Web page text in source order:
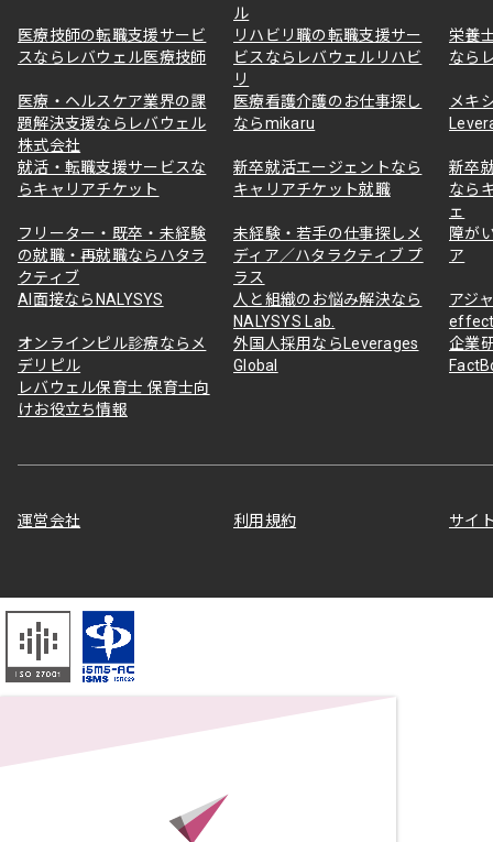
ル
医療技師の転職支援サービ
スならレバウェル医療技師
リハビリ職の転職支援サー
ビスならレバウェルリハビ
リ
栄養
なら
医療・ヘルスケア業界の課
題解決支援ならレバウェル
株式会社
医療看護介護のお仕事探し
ならmikaru
メキ
就活・転職支援サービスな
らキャリアチケット
新卒就活エージェントなら
キャリアチケット就職
新卒
なら
ェ
フリーター・既卒・未経験
の就職・再就職ならハタラ
クティブ
未経験・若手の仕事探しメ
ディア／ハタラクティブ プ
ラス
障が
ア
AI面接ならNALYSYS
人と組織のお悩み解決なら
NALYSYS Lab.
アジ
オンラインピル診療ならメ
デリピル
外国人採用ならLeverages
Global
企業
レバウェル保育士 保育士向
けお役立ち情報
運営会社 利用規約 サイ